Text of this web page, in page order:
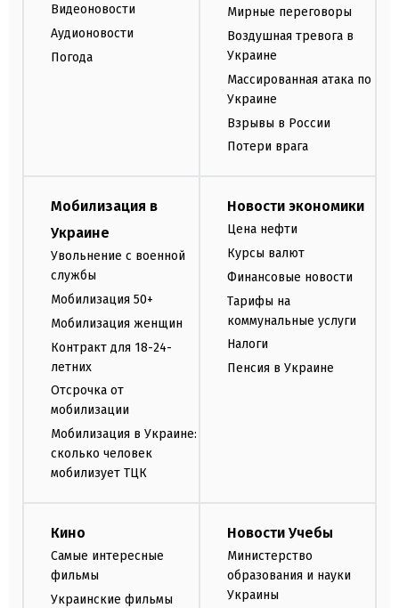
Видеоновости
Аудионовости
Погода
Мирные переговоры
Воздушная тревога в
Украине
Массированная атака по
Украине
Взрывы в России
Потери врага
Мобилизация в
Украине
Увольнение с военной
службы
Мобилизация 50+
Мобилизация женщин
Контракт для 18-24-
летних
Отсрочка от
мобилизации
Мобилизация в Украине:
сколько человек
мобилизует ТЦК
Новости экономики
Цена нефти
Курсы валют
Финансовые новости
Тарифы на
коммунальные услуги
Налоги
Пенсия в Украине
Кино
Самые интересные
фильмы
Украинские фильмы
Новости Учебы
Министерство
образования и науки
Украины